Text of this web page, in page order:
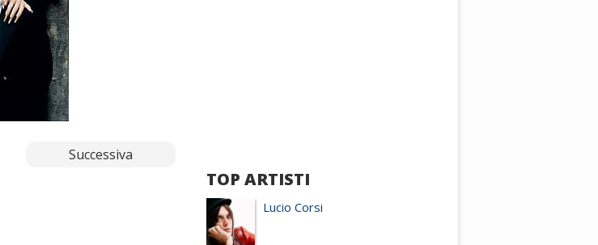
Successiva
TOP ARTISTI
Lucio Corsi